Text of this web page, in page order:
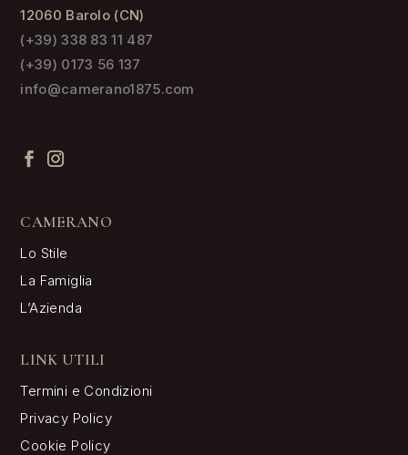
12060 Barolo (CN)
(+39) 338 83 11 487
(+39) 0173 56 137
info@camerano1875.com
CAMERANO
Lo Stile
La Famiglia
L’Azienda
LINK UTILI
Termini e Condizioni
Privacy Policy
Cookie Policy